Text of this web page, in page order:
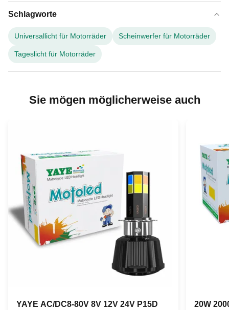
Schlagworte
Universallicht für Motorräder Scheinwerfer für Motorräder
Tageslicht für Motorräder
Sie mögen möglicherweise auch
YAYE AC/DC8-80V 8V 12V 24V P15D
20W